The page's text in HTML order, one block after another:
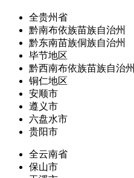
全贵州省
黔南布依族苗族自治州
黔东南苗族侗族自治州
毕节地区
黔西南布依族苗族自治州
铜仁地区
安顺市
遵义市
六盘水市
贵阳市
全云南省
保山市